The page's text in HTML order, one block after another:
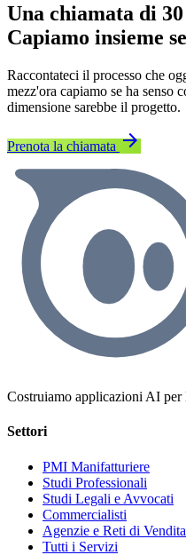
Una chiamata di
Capiamo insieme
Raccontateci il processo che
mezz'ora capiamo se ha senso
dimensione sarebbe il progetto.
Prenota la chiamata arrow_forward
Costruiamo applicazioni AI per
Settori
PMI Manifatturiere
Studi Professionali
Studi Legali e Avvocati
Commercialisti
Agenzie e Reti di Vendita
Tutti i Servizi